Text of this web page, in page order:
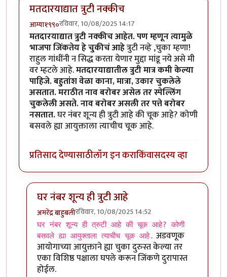
मतदारयाद्यात त्रुटी नक्कीच
आग्या१९९०रविवार, 10/08/2025 14:17
मतदारयाद्यात त्रुटी नक्कीच आहेत. पण म्हणून त्यामुळे
भाजपा जिंकतेय हे चुकीचं आहेत्रुटी नव्हे ,चुका म्हणा!
राहुल गांधींनी न सिद्ध करता येणार मुद्दा मांडू नये असे मी
वर म्हटले आहे.मतदारयाद्यातील त्रुटी मात्र कमी केल्या
पाहिजे. बहुतांश वेळा काना, मात्रा, उकार चुकलेले
असतात. मराठीत नाव बरोबर असेल तर स्पेल्लिंग
चुकलेली असते. नाव बरोबर असली तर पत्ते बरोबर
नसतात.घर नंबर शून्य ही त्रुटी आहे की चूक आहे? कोणी
बसवले ह्या आयुक्ताला त्याचीच चूक आहे.
प्रतिसाद देण्यासाठीलॉग इन कराकिंवासदस्य व्हा
घर नंबर शून्य ही त्रुटी आहे
अमरेंद्र बाहुबलीरविवार, 10/08/2025 14:52
In reply toमतदारयाद्यात त्रुटी नक्कीचby आग्या१९९०
घर नंबर शून्य ही त्रुटी आहे की चूक आहे? कोणी
बसवले ह्या आयुक्ताला त्याचीच चूक आहे. अडवणूक
आयोगाच्या आयुक्ताने ह्या चुका दुरुस्त केल्या तर
एका विशिष्ठ पक्षाला घपले करून जिंकणे दुरापास्त
होईल.